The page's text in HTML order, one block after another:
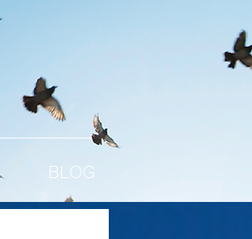
BLOG